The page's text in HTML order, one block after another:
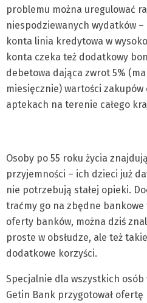
problemu można uregulować
niespodziewanych wydatków
konta linia kredytowa w
konta czeka też dodatkowy
debetowa dająca zwrot 5%
miesięcznie) wartości
aptekach na terenie całego
Osoby po 55 roku życia
przyjemności – ich dzieci już
nie potrzebują stałej opieki.
traćmy go na zbędne
oferty banków, można dziś
proste w obsłudze, ale też
dodatkowe korzyści.
Specjalnie dla wszystkich
Getin Bank przygotował ofertę